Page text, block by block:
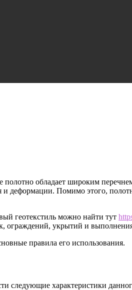
обладает широким
деформации. Помимо этого,
геотекстиль можно найти тут
ограждений, укрытий и
правила его использования.
следующие характеристики